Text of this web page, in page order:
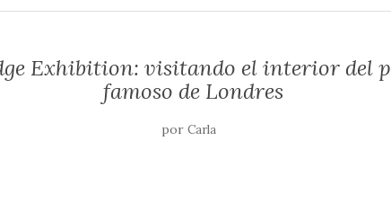
Exhibition: visitando el interior del
famoso de Londres
por Carla